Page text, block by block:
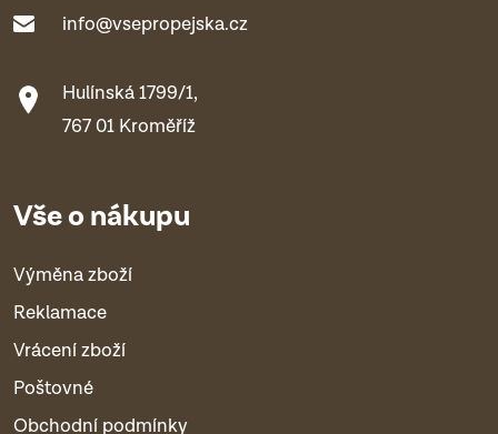
info@vsepropejska.cz
Hulínská 1799/1,
767 01 Kroměříž
Vše o nákupu
Výměna zboží
Reklamace
Vrácení zboží
Poštovné
Obchodní podmínky